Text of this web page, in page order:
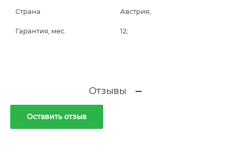
Страна Австрия;
Гарантия, мес. 12;
Отзывы
Оставить отзыв